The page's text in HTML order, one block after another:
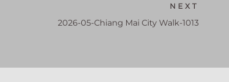
NEXT
2026-05-Chiang Mai City Walk-1013